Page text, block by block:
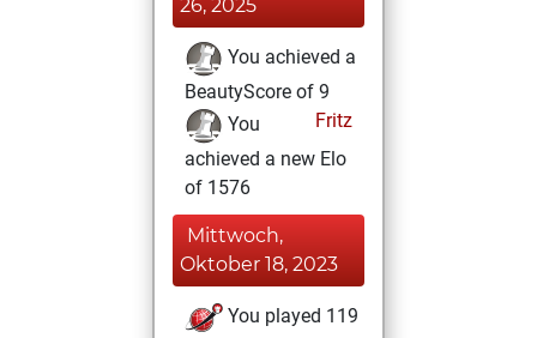
26, 2025
You achieved a
BeautyScore of 9
Fritz
You
achieved a new Elo
of 1576
Mittwoch,
Oktober 18, 2023
You played 119